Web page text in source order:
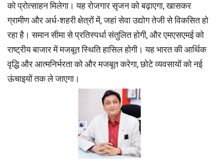
को प्रोत्साहन मिलेगा। यह रोजगार सृजन को बढ़ाएगा, खासकर
ग्रामीण और अर्ध-शहरी क्षेत्रों में, जहां सेवा उद्योग तेजी से विकसित हो
रहा है। समान सीमा से प्रतिस्पर्धा संतुलित होगी, और एमएसएमई को
राष्ट्रीय बाजार में मजबूत स्थिति हासिल होगी। यह भारत की आर्थिक
वृद्धि और आत्मनिर्भरता को और मजबूत करेगा, छोटे व्यवसायों को नई
ऊंचाइयों तक ले जाएगा।